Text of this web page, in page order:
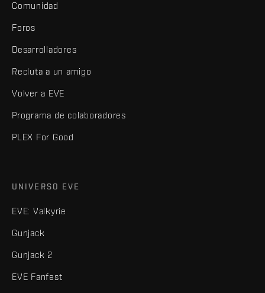
Comunidad
Foros
Desarrolladores
Recluta a un amigo
Volver a EVE
Programa de colaboradores
PLEX For Good
UNIVERSO EVE
EVE: Valkyrie
Gunjack
Gunjack 2
EVE Fanfest